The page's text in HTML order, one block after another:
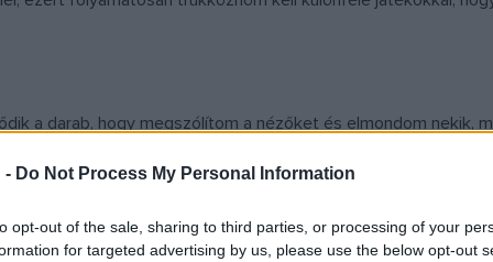
- Do Not Process My Personal Information
opt-out of the sale, sharing to third parties, or processing of your
for targeted advertising by us, please use the below opt-out
a darab, hogy megszólítom a nézőket és elmondom nekik,
nem is beszélve, hogy ez a gesztus nagyon jól levezeti az
az adott szituációt nagymamaként elmesélem az
gondol arra a szituációra, amelyben épp benne van, akkor